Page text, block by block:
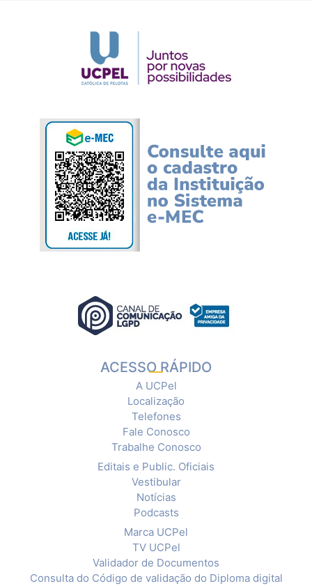
ACESSO RÁPIDO
A UCPel
Localização
Telefones
Fale Conosco
Trabalhe Conosco
Editais e Public. Oficiais
Vestibular
Notícias
Podcasts
Marca UCPel
TV UCPel
Validador de Documentos
Consulta do Código de validação do Diploma digital